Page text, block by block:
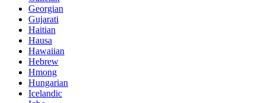
Georgian
Gujarati
Haitian
Hausa
Hawaiian
Hebrew
Hmong
Hungarian
Icelandic